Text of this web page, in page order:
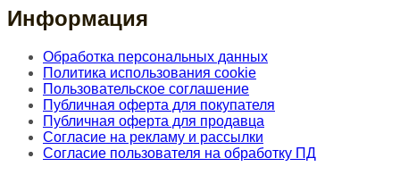
Информация
Обработка персональных данных
Политика использования cookie
Пользовательское соглашение
Публичная оферта для покупателя
Публичная оферта для продавца
Согласие на рекламу и рассылки
Согласие пользователя на обработку ПД